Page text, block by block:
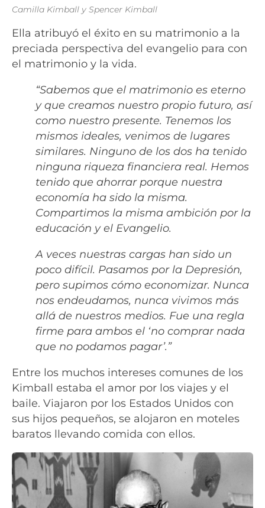
Camilla Kimball y Spencer Kimball
Ella atribuyó el éxito en su matrimonio a la
preciada perspectiva del evangelio para con
el matrimonio y la vida.
“Sabemos que el matrimonio es eterno
y que creamos nuestro propio futuro, así
como nuestro presente. Tenemos los
mismos ideales, venimos de lugares
similares. Ninguno de los dos ha tenido
ninguna riqueza financiera real. Hemos
tenido que ahorrar porque nuestra
economía ha sido la misma.
Compartimos la misma ambición por la
educación y el Evangelio.
A veces nuestras cargas han sido un
poco difícil. Pasamos por la Depresión,
pero supimos cómo economizar. Nunca
nos endeudamos, nunca vivimos más
allá de nuestros medios. Fue una regla
firme para ambos el ‘no comprar nada
que no podamos pagar’.”
Entre los muchos intereses comunes de los
Kimball estaba el amor por los viajes y el
baile. Viajaron por los Estados Unidos con
sus hijos pequeños, se alojaron en moteles
baratos llevando comida con ellos.